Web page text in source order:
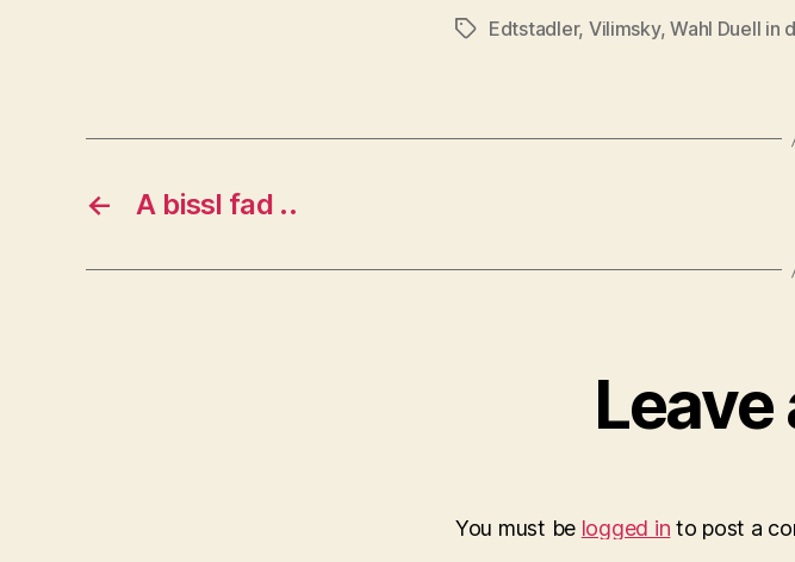
TagsEdtstadler, Vilimsky,Wahl Duell in
← A bissl fad ..
Leave
You must be logged in to post a